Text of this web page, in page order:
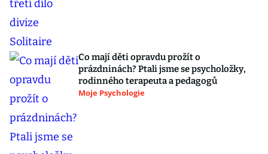
Co mají děti opravdu prožít o
prázdninách? Ptali jsme se psycholožky,
rodinného terapeuta a pedagogů
Moje Psychologie